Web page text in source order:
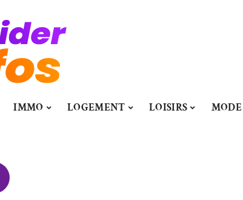
IMMO LOGEMENT LOISIRS MODE